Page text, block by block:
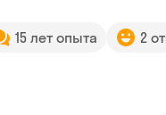
15 лет опыта 2